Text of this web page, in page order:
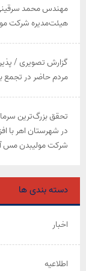
مهندس محمد
هیئت‌مدیره شرکت
گزارش تصویری /
مردم حاضر در تجمع
تحقق بزرگ‌ترین
شرکت مولیبدن مس
دسته بندی ها
اخبار
اطلاعیه